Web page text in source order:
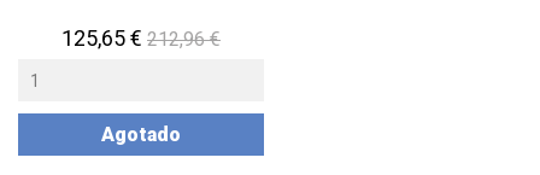
Precio
125,65 € Precio
212,96 €
Agotado